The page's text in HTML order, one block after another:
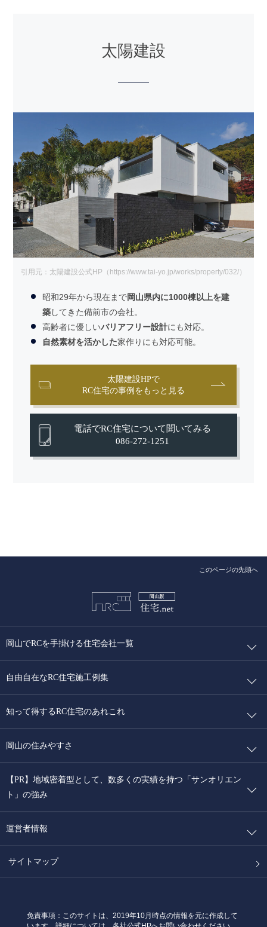
太陽建設
引用元：太陽建設公式HP（https://www.tai-yo.jp/works/property/032/）
昭和29年から現在まで岡山県内に1000棟以上を建
築してきた備前市の会社。
高齢者に優しいバリアフリー設計にも対応。
自然素材を活かした家作りにも対応可能。
太陽建設HPで
RC住宅の事例をもっと見る
電話でRC住宅について聞いてみる
086-272-1251
このページの先頭へ
岡山でRCを手掛ける住宅会社一覧
自由自在なRC住宅施工例集
知って得するRC住宅のあれこれ
岡山の住みやすさ
【PR】地域密着型として、数多くの実績を持つ「サンオリエン
ト」の強み
運営者情報
サイトマップ
免責事項：このサイトは、2019年10月時点の情報を元に作成して